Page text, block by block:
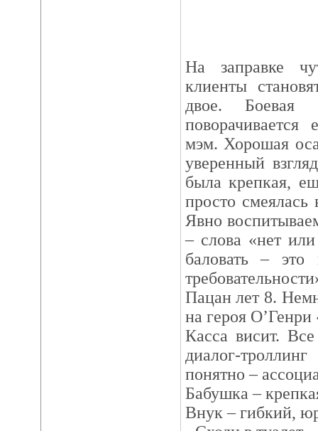
На заправке
клиенты
двое. Боевая
поворачивается
мэм. Хорошая
уверенный
была крепкая,
просто
Явно
– слова «нет
баловать – это
Пацан лет 8.
на героя
Касса висит.
диалог-
понятно –
Бабушка –
Внук – гибкий,